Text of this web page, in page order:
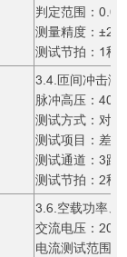
判定范围：
测量精度：±2.5
测试节拍：1秒
3.4.匝间冲击测
脉冲高压：
测试方式：对比
测试项目：差
测试通道：3路
测试节拍：2秒
3.6.空载功率、
交流电压：20-
电流测试范